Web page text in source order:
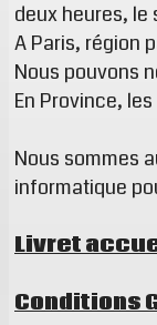
deux heures, le
A Paris, région
Nous pouvons
En Province,
Nous sommes
informatique
Livret
Conditions